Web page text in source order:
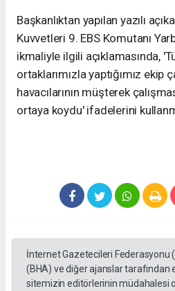
Başkanlıktan yapılan yazılı
Kuvvetleri 9. EBS Komutanı
ikmaliyle ilgili açıklamasında,
ortaklarımızla yaptığımız ekip
havacılarının müşterek
ortaya koydu' ifadelerini
İnternet Gazetecileri Federasyonu
(BHA) ve diğer ajanslar tarafından
sitemizin editörlerinin müdahalesi